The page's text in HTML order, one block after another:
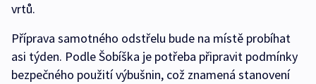
vrtů.
Příprava samotného odstřelu bude na místě probíhat
asi týden. Podle Šobíška je potřeba připravit podmínky
bezpečného použití výbušnin, což znamená stanovení